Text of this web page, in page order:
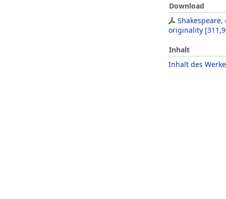
Download
originality [
Inhalt
Inhalt des